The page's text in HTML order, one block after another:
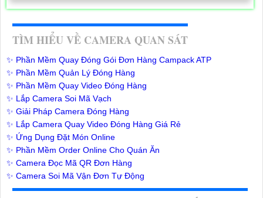
TÌM HIỂU VỀ CAMERA QUAN SÁT
✨ Phần Mềm Quay Đóng Gói Đơn Hàng Campack ATP
✨ Phần Mềm Quản Lý Đóng Hàng
✨ Phần Mềm Quay Video Đóng Hàng
✨ Lắp Camera Soi Mã Vạch
✨ Giải Pháp Camera Đóng Hàng
✨ Lắp Camera Quay Video Đóng Hàng Giá Rẻ
✨ Ứng Dụng Đặt Món Online
✨ Phần Mềm Order Online Cho Quán Ăn
✨ Camera Đọc Mã QR Đơn Hàng
✨ Camera Soi Mã Vận Đơn Tự Động